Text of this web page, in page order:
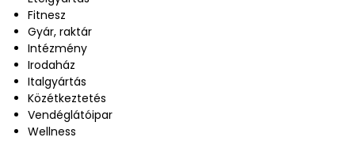
Fitnesz
Gyár, raktár
Intézmény
Irodaház
Italgyártás
Közétkeztetés
Vendéglátóipar
Wellness